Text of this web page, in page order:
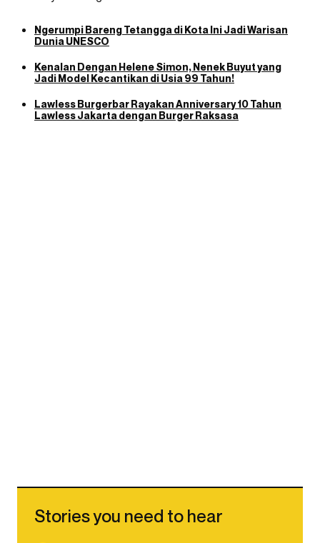
Ngerumpi Bareng Tetangga di Kota Ini Jadi Warisan
Dunia UNESCO
Kenalan Dengan Helene Simon, Nenek Buyut yang
Jadi Model Kecantikan di Usia 99 Tahun!
Lawless Burgerbar Rayakan Anniversary 10 Tahun
Lawless Jakarta dengan Burger Raksasa
Stories you need to hear